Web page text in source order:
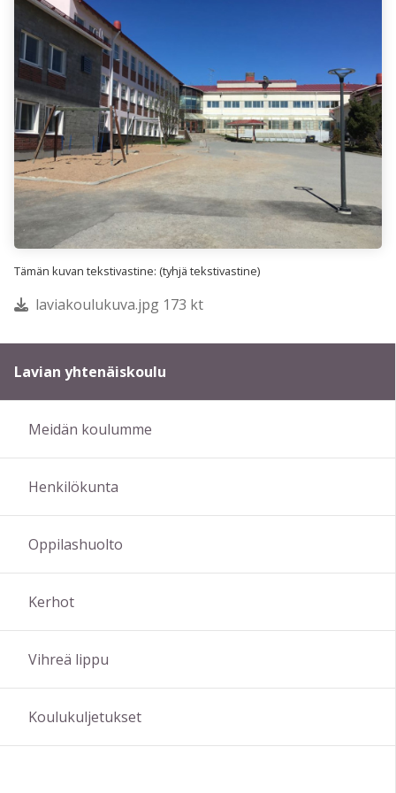
Tämän kuvan tekstivastine: (tyhjä tekstivastine)
laviakoulukuva.jpg 173 kt
Lavian yhtenäiskoulu
Meidän koulumme
Henkilökunta
Oppilashuolto
Kerhot
Vihreä lippu
Koulukuljetukset